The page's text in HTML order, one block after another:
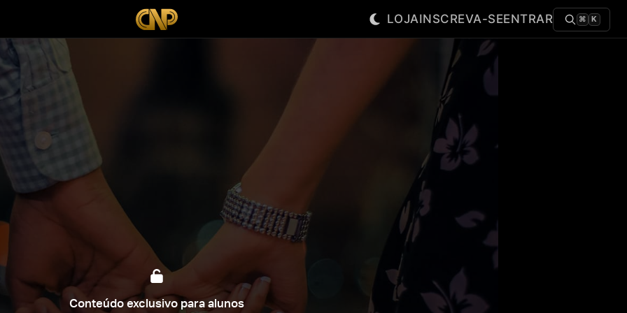
LOJAINSCREVA-SEENTRAR ⌘ K
Conteúdo exclusivo para alunos